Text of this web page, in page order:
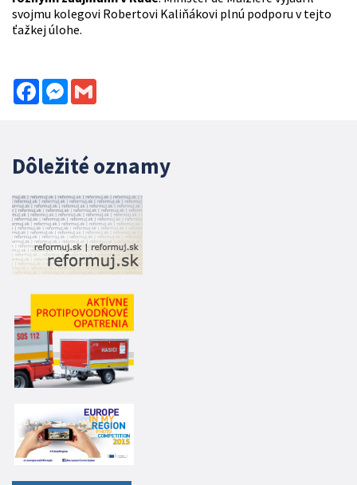
svojmu kolegovi Robertovi Kaliňákovi plnú podporu v tejto
ťažkej úlohe.
FacebookMessenger
Dôležité oznamy